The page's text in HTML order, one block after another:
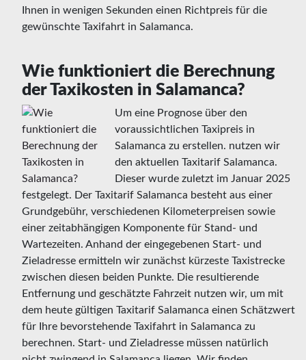
Ihnen in wenigen Sekunden einen Richtpreis für die
gewünschte Taxifahrt in Salamanca.
Wie funktioniert die Berechnung
der Taxikosten in Salamanca?
Um eine Prognose über den
voraussichtlichen Taxipreis in
Salamanca zu erstellen. nutzen wir
den aktuellen Taxitarif Salamanca.
Dieser wurde zuletzt im Januar 2025
festgelegt. Der Taxitarif Salamanca besteht aus einer
Grundgebühr, verschiedenen Kilometerpreisen sowie
einer zeitabhängigen Komponente für Stand- und
Wartezeiten. Anhand der eingegebenen Start- und
Zieladresse ermitteln wir zunächst kürzeste Taxistrecke
zwischen diesen beiden Punkte. Die resultierende
Entfernung und geschätzte Fahrzeit nutzen wir, um mit
dem heute gültigen Taxitarif Salamanca einen Schätzwert
für Ihre bevorstehende Taxifahrt in Salamanca zu
berechnen. Start- und Zieladresse müssen natürlich